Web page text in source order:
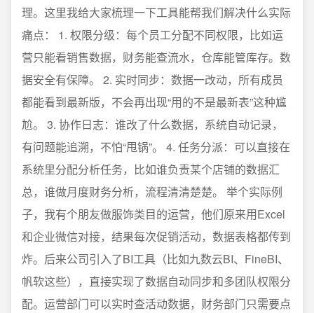
理。这里我给大家梳理一下工具能帮我们解决什么实际
痛点： 1. 权限分级：每个员工分配不同权限，比如运
营只能看销售数据，财务能查流水，仓库能管库存。数
据安全有保障。 2. 实时同步：数据一改动，所有成员
都能看到最新版，不会再出现“用的不是最新表”这种尴
尬。 3. 协作日志：谁改了什么数据，系统自动记录，
有问题能追溯，不怕“甩锅”。 4. 任务分派：可以直接在
系统里分配分析任务，比如谁负责某个店铺的数据汇
总，谁做月度财务分析，流程清清楚楚。 举个实际例
子，我有个朋友做服饰类目的运营，他们原来用Excel
和企业微信对接，结果每次促销活动，数据表格都传到
炸。后来公司引入了BI工具（比如九数云BI、FineBI、
帆软这些），直接实现了数据自动同步和多团队权限分
配。运营部门可以实时查活动数据，财务部门只需要点